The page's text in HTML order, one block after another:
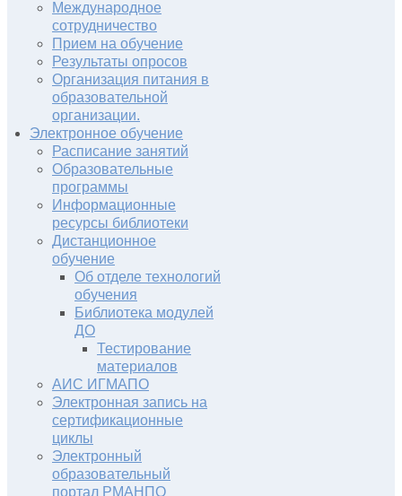
Международное
сотрудничество
Прием на обучение
Результаты опросов
Организация питания в
образовательной
организации.
Электронное обучение
Расписание занятий
Образовательные
программы
Информационные
ресурсы библиотеки
Дистанционное
обучение
Об отделе технологий
обучения
Библиотека модулей
ДО
Тестирование
материалов
АИС ИГМАПО
Электронная запись на
сертификационные
циклы
Электронный
образовательный
портал РМАНПО